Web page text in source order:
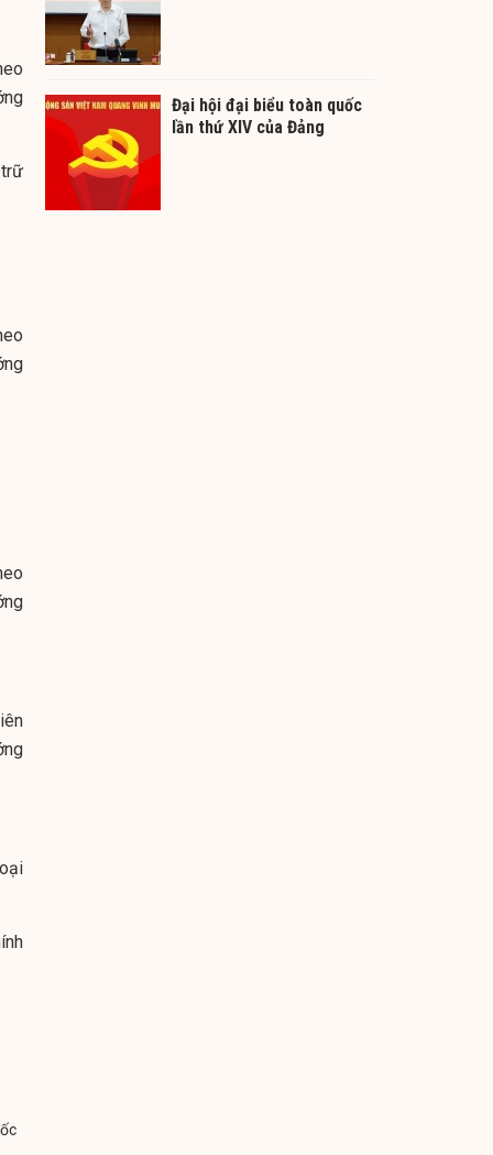
Đại hội đại biểu toàn quốc
lần thứ XIV của Đảng